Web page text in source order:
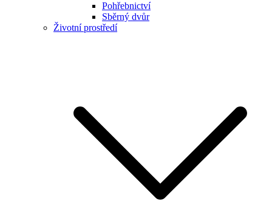
Pohřebnictví
Sběrný dvůr
Životní prostředí